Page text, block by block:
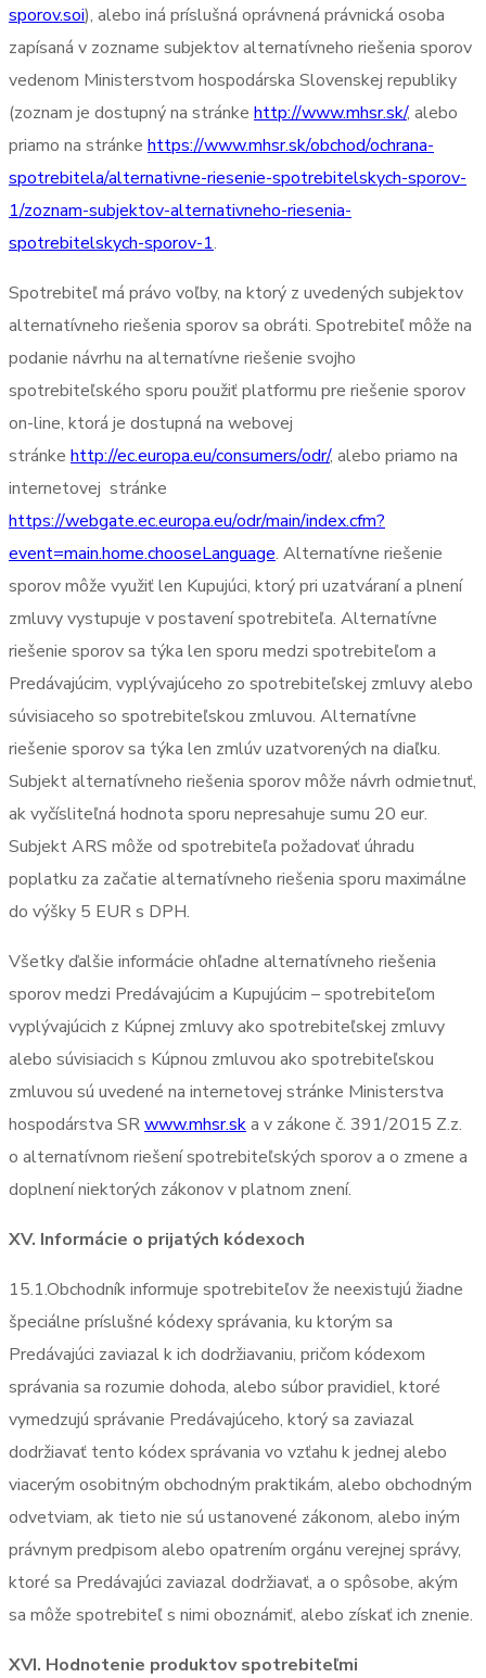
sporov.soi), alebo iná príslušná oprávnená právnická osoba
zapísaná v zozname subjektov alternatívneho riešenia sporov
vedenom Ministerstvom hospodárska Slovenskej republiky
(zoznam je dostupný na stránke http://www.mhsr.sk/, alebo
priamo na stránke https://www.mhsr.sk/obchod/ochrana-
spotrebitela/alternativne-riesenie-spotrebitelskych-sporov-
1/zoznam-subjektov-alternativneho-riesenia-
spotrebitelskych-sporov-1.
Spotrebiteľ má právo voľby, na ktorý z uvedených subjektov
alternatívneho riešenia sporov sa obráti. Spotrebiteľ môže na
podanie návrhu na alternatívne riešenie svojho
spotrebiteľského sporu použiť platformu pre riešenie sporov
on-line, ktorá je dostupná na webovej
stránke http://ec.europa.eu/consumers/odr/, alebo priamo na
internetovej stránke
https://webgate.ec.europa.eu/odr/main/index.cfm?
event=main.home.chooseLanguage. Alternatívne riešenie
sporov môže využiť len Kupujúci, ktorý pri uzatváraní a plnení
zmluvy vystupuje v postavení spotrebiteľa. Alternatívne
riešenie sporov sa týka len sporu medzi spotrebiteľom a
Predávajúcim, vyplývajúceho zo spotrebiteľskej zmluvy alebo
súvisiaceho so spotrebiteľskou zmluvou. Alternatívne
riešenie sporov sa týka len zmlúv uzatvorených na diaľku.
Subjekt alternatívneho riešenia sporov môže návrh odmietnuť,
ak vyčísliteľná hodnota sporu nepresahuje sumu 20 eur.
Subjekt ARS môže od spotrebiteľa požadovať úhradu
poplatku za začatie alternatívneho riešenia sporu maximálne
do výšky 5 EUR s DPH.
Všetky ďalšie informácie ohľadne alternatívneho riešenia
sporov medzi Predávajúcim a Kupujúcim – spotrebiteľom
vyplývajúcich z Kúpnej zmluvy ako spotrebiteľskej zmluvy
alebo súvisiacich s Kúpnou zmluvou ako spotrebiteľskou
zmluvou sú uvedené na internetovej stránke Ministerstva
hospodárstva SRwww.mhsr.ska v zákone č. 391/2015 Z.z.
o alternatívnom riešení spotrebiteľských sporov a o zmene a
doplnení niektorých zákonov v platnom znení.
XV. Informácie o prijatých kódexoch
15.1.Obchodník informuje spotrebiteľov že neexistujú žiadne
špeciálne príslušné kódexy správania, ku ktorým sa
Predávajúci zaviazal k ich dodržiavaniu, pričom kódexom
správania sa rozumie dohoda, alebo súbor pravidiel, ktoré
vymedzujú správanie Predávajúceho, ktorý sa zaviazal
dodržiavať tento kódex správania vo vzťahu k jednej alebo
viacerým osobitným obchodným praktikám, alebo obchodným
odvetviam, ak tieto nie sú ustanovené zákonom, alebo iným
právnym predpisom alebo opatrením orgánu verejnej správy,
ktoré sa Predávajúci zaviazal dodržiavať, a o spôsobe, akým
sa môže spotrebiteľ s nimi oboznámiť, alebo získať ich znenie.
XVI. Hodnotenie produktov spotrebiteľmi